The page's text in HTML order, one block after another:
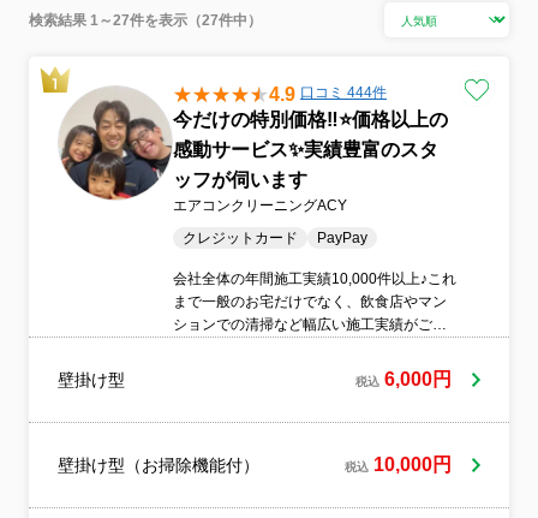
検索結果 1～27件を表示（27件中）
4.9 口コミ 444件
今だけの特別価格‼️⭐価格以上の
感動サービス✨実績豊富のスタ
ッフが伺います
エアコンクリーニングACY
クレジットカード
PayPay
会社全体の年間施工実績10,000件以上♪これ
まで一般のお宅だけでなく、飲食店やマン
ションでの清掃など幅広い施工実績がござ
やさしい洗剤を使用しています。小さなお
子様がおられたり、ペットを飼われている
ください熟練のスタッフがお伺い♪しっかり
す。
壁掛け型 税込 6,000円
壁掛け型（お掃除機能付） 税込 10,000円